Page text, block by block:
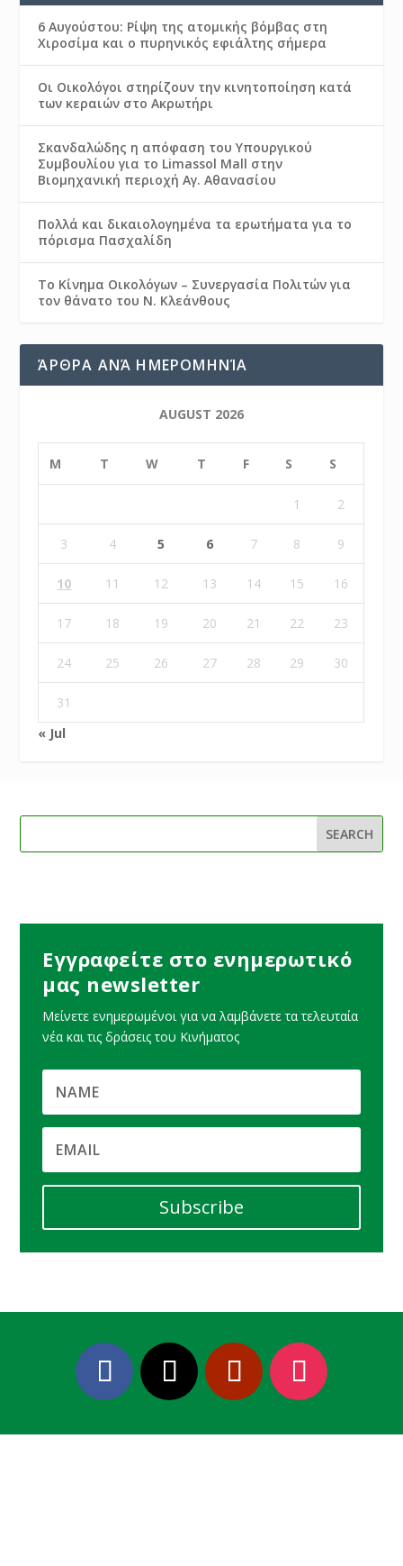
6 Αυγούστου: Ρίψη της ατομικής βόμβας στη
Χιροσίμα και ο πυρηνικός εφιάλτης σήμερα
Οι Οικολόγοι στηρίζουν την κινητοποίηση κατά
των κεραιών στο Ακρωτήρι
Σκανδαλώδης η απόφαση του Υπουργικού
Συμβουλίου για το Limassol Mall στην
Βιομηχανική περιοχή Αγ. Αθανασίου
Πολλά και δικαιολογημένα τα ερωτήματα για το
πόρισμα Πασχαλίδη
Το Κίνημα Οικολόγων – Συνεργασία Πολιτών για
τον θάνατο του Ν. Κλεάνθους
ΆΡΘΡΑ ΑΝΆ ΗΜΕΡΟΜΗΝΊΑ
AUGUST 2026
M T W T F S S
1 2
3 4 5 6 7 8 9
10 11 12 13 14 15 16
17 18 19 20 21 22 23
24 25 26 27 28 29 30
31
« Jul
Εγγραφείτε στο ενημερωτικό
μας newsletter
Μείνετε ενημερωμένοι για να λαμβάνετε τα τελευταία
νέα και τις δράσεις του Κινήματος
Subscribe